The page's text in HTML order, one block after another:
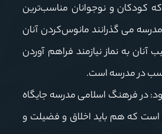
که کودکان و نوجوانان مناسب‌ترین
می گذرانند مانوس‌کردن آنان
آنان به نماز نیازمند فراهم آوردن
در مدرسه است.
در فرهنگ اسلامی مدرسه جایگاه
است که هم باید اخلاق و فضیلت و